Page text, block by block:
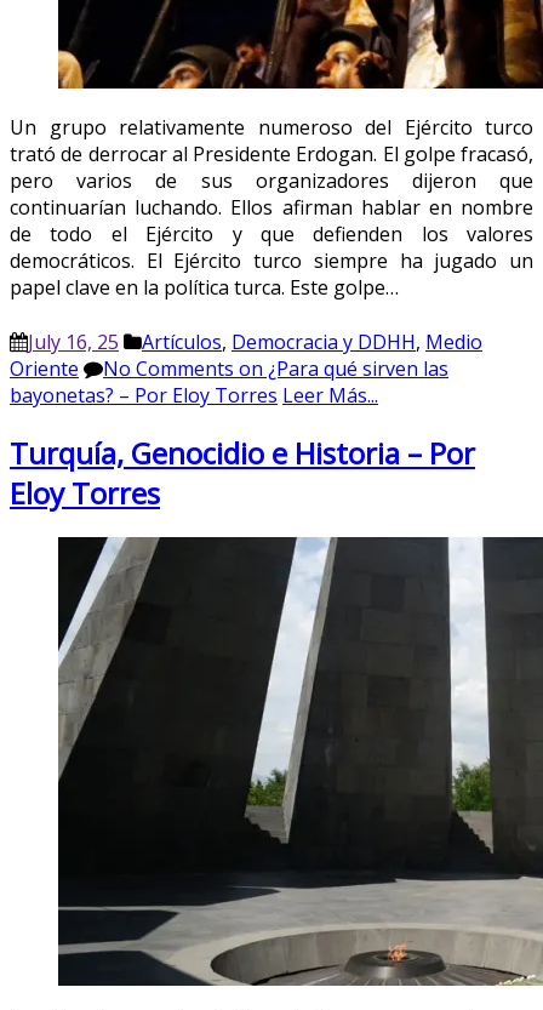
Un grupo relativamente numeroso del Ejército turco
trató de derrocar al Presidente Erdogan. El golpe fracasó,
pero varios de sus organizadores dijeron que
continuarían luchando. Ellos afirman hablar en nombre
de todo el Ejército y que defienden los valores
democráticos. El Ejército turco siempre ha jugado un
papel clave en la política turca. Este golpe…
July 16, 25 Artículos, Democracia y DDHH, Medio
Oriente
No Comments on ¿Para qué sirven las
bayonetas? – Por Eloy Torres Leer Más...
Turquía, Genocidio e Historia – Por
Eloy Torres